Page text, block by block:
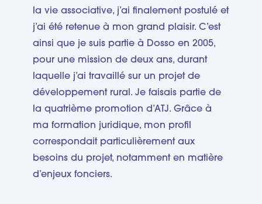
la vie associative, j’ai finalement postulé et
j’ai été retenue à mon grand plaisir. C’est
ainsi que je suis partie à Dosso en 2005,
pour une mission de deux ans, durant
laquelle j’ai travaillé sur un projet de
développement rural. Je faisais partie de
la quatrième promotion d’ATJ. Grâce à
ma formation juridique, mon profil
correspondait particulièrement aux
besoins du projet, notamment en matière
d’enjeux fonciers.